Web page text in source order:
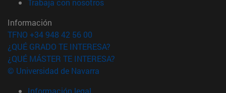
Información
TFNO +34 948 42 56 00
¿QUÉ GRADO TE INTERESA?
¿QUÉ MÁSTER TE INTERESA?
© Universidad de Navarra
Información legal